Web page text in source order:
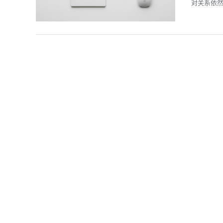
对关系依